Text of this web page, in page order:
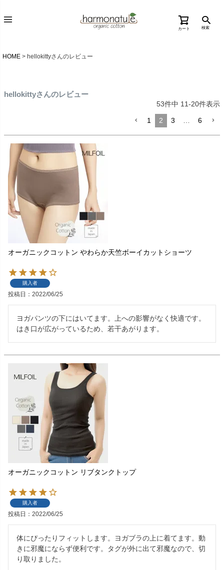
カート 検索
HOME hellokittyさんのレビュー
hellokittyさんのレビュー
53件中 11-20件表示
1 2 3 6
オーガニックコットン やわらか天竺ボーイカットショーツ
購入者
投稿日 2022/06/25
ヨガパンツの下にはいてます。上への影響がなく快適です。
はき口が広がっているため、若干あがります。
オーガニックコットン リブタンクトップ
購入者
投稿日 2022/06/25
体にぴったりフィットします。ヨガブラの上に着てます。動
きに邪魔にならず便利です。タグが外に出て邪魔なので、切
り取りました。